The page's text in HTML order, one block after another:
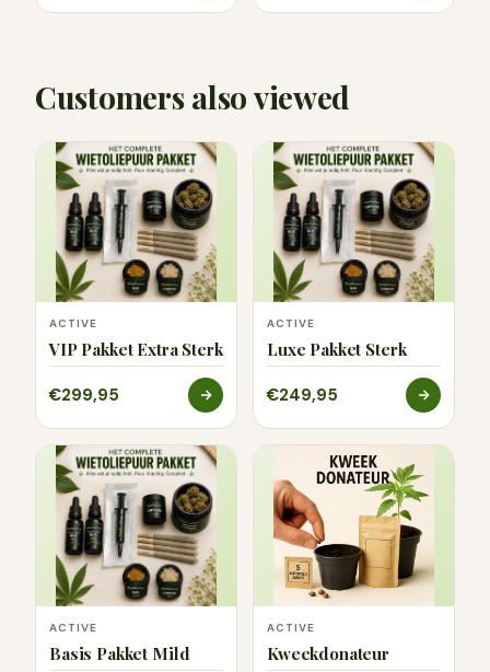
Customers also viewed
ACTIVE
VIP Pakket Extra Sterk
€299,95
ACTIVE
Luxe Pakket Sterk
€249,95
ACTIVE
Basis Pakket Mild
ACTIVE
Kweekdonateur